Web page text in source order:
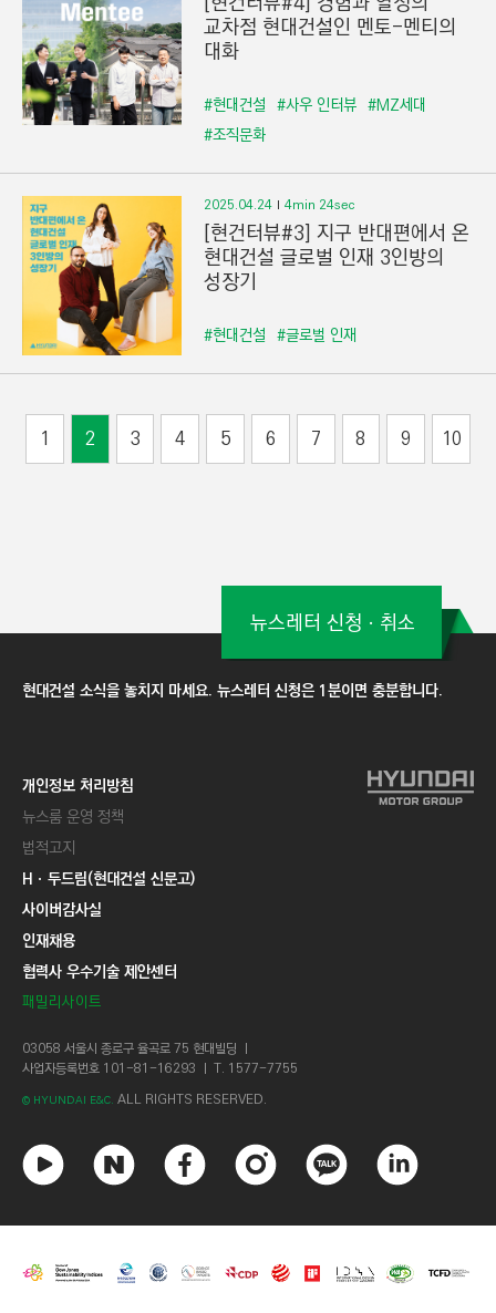
교차점 현대건설인 멘토-멘티의
대화
#현대건설 #사우 인터뷰 #MZ세대
#조직문화
2025.04.24 4min 24sec
[현건터뷰#3] 지구 반대편에서 온
현대건설 글로벌 인재 3인방의
성장기
#현대건설 #글로벌 인재
1 2 3 4 5 6 7 8 9 10
현대건설 소식을 놓치지 마세요. 뉴스레터 신청은 1분이면 충분합니다.
뉴스레터 신청ㆍ취소
개인정보 처리방침
뉴스룸 운영 정책
법적고지
Hㆍ두드림(현대건설 신문고)
사이버감사실
인재채용
협력사 우수기술 제안센터
패밀리사이트
03058 서울시 종로구 율곡로 75 현대빌딩 ㅣ
사업자등록번호 101-81-16293 ㅣ T. 1577-7755
© HYUNDAI E&C. ALL RIGHTS RESERVED.
튜
브
이
이
스
북
스
타
그
카
오
톡
크
드
인